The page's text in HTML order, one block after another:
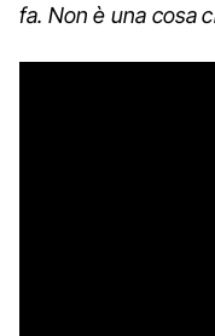
fa. Non è una cosa